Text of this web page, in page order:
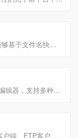
是Windows上一款搜索引擎，它能够基于文件名快速定文件和文件夹位置。不像Windows内置搜索，[…]
EditPlus是一款文本编辑器和代码编辑器，支持多种编程语言。它具有语法高亮、代码折叠、自动完成、列编辑、括[…]
WinSCP是一个开源的免费SFTP客户端、FTP客户端、WebDAV客户端、S3客户端和SCP[…]